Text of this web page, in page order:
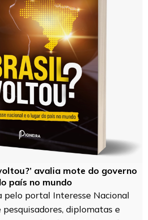
avalia mote do governo
país no mundo
pelo portal Interesse Nacional
diplomatas e